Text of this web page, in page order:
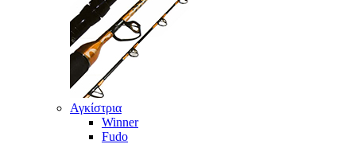
Αγκίστρια
Winner
Fudo